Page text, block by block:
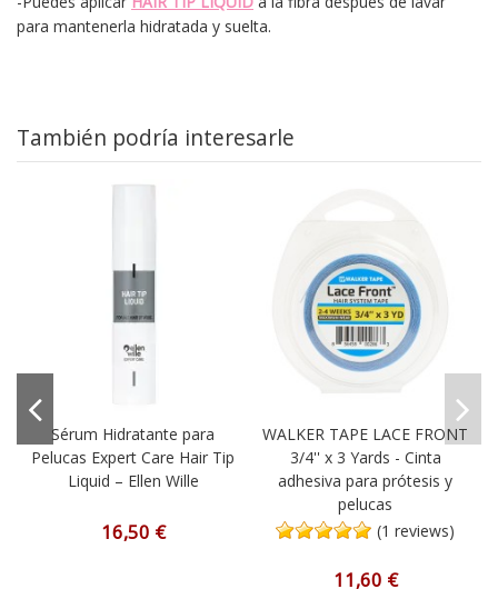
para mantenerla hidratada y suelta.
También podría interesarle
Sérum Hidratante para
Pelucas Expert Care Hair Tip
Liquid – Ellen Wille
16,50 €
WALKER TAPE LACE FRONT
3/4'' x 3 Yards - Cinta
adhesiva para prótesis y
pelucas
(1 reviews)
11,60 €